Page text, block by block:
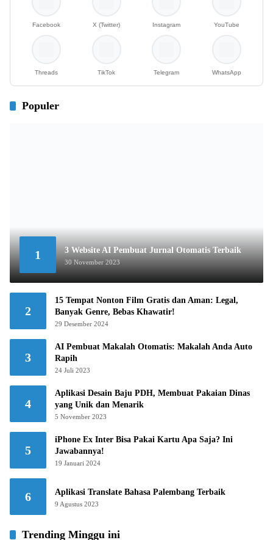
Facebook X (Twitter) Instagram YouTube
Threads TikTok Telegram WhatsApp
Populer
1 3 Website AI Pembuat Jurnal Otomatis Terbaik
30 November 2023
2
15 Tempat Nonton Film Gratis dan Aman: Legal,
Banyak Genre, Bebas Khawatir!
29 Desember 2024
3
AI Pembuat Makalah Otomatis: Makalah Anda Auto
Rapih
24 Juli 2023
4
Aplikasi Desain Baju PDH, Membuat Pakaian Dinas
yang Unik dan Menarik
5 November 2023
5
iPhone Ex Inter Bisa Pakai Kartu Apa Saja? Ini
Jawabannya!
19 Januari 2024
6 Aplikasi Translate Bahasa Palembang Terbaik
9 Agustus 2023
Trending Minggu ini